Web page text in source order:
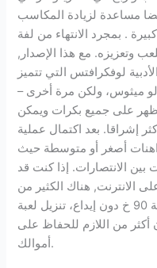
مساعدة لزيادة المكاسب
. بمجرد الانتهاء من لفة
وتعزيزه. مع هذا الإصدار,
لوفكرافتس التي تتميز
ميثوس، ولكن مرة أخرى –
على جميع بكرات ويمكن
إشراقا. بعد اكتمال عملية
أصغر أو متوسطة حيث
الانتصارات. إذا كنت قد
الانترنت, هناك الكثير من
الكازينوهات أوزي التي تقدم مربحة 90 خ دون إيداع، تنزيل لعبة
تكون أكثر من اللازم للحفاظ على
أموالك.